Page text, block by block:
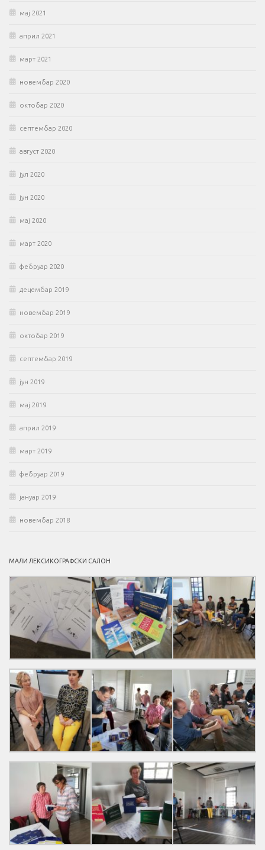
мај 2021
април 2021
март 2021
новембар 2020
октобар 2020
септембар 2020
август 2020
јул 2020
јун 2020
мај 2020
март 2020
фебруар 2020
децембар 2019
новембар 2019
октобар 2019
септембар 2019
јун 2019
мај 2019
април 2019
март 2019
фебруар 2019
јануар 2019
новембар 2018
МАЛИ ЛЕКСИКОГРАФСКИ САЛОН